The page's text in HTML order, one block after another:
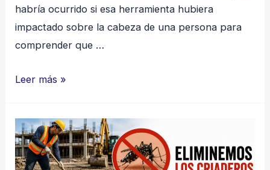
habría ocurrido si esa herramienta hubiera
impactado sobre la cabeza de una persona para
comprender que …
Peligros
sobre
nuestras
Leer más »